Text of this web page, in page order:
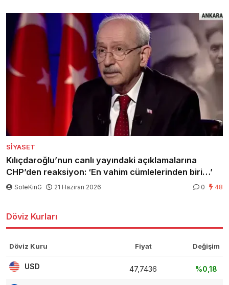
SIYASET
Kılıçdaroğlu’nun canlı yayındaki açıklamalarına
CHP’den reaksiyon: ‘En vahim cümlelerinden biri…’
SoleKinG 21 Haziran 2026 0 48
Döviz Kurları
Döviz Kuru Fiyat Değişim
USD 47,7436 %0,18